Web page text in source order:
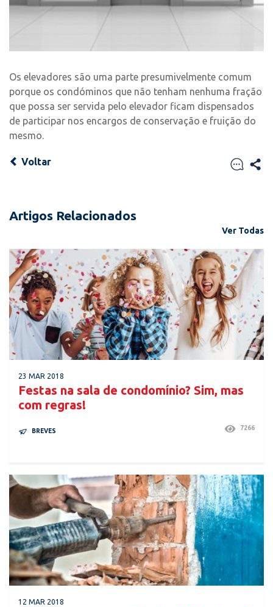
Os elevadores são uma parte presumivelmente comum
porque os condóminos que não tenham nenhuma fração
que possa ser servida pelo elevador ficam dispensados
de participar nos encargos de conservação e fruição do
mesmo.
Voltar
Artigos Relacionados
Ver Todas
23 MAR 2018
Festas na sala de condomínio? Sim, mas
com regras!
BREVES 7266
12 MAR 2018